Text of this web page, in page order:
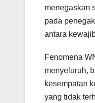
menegaskan
pada
antara
Fenomena
menyeluruh,
kesempatan
yang tidak